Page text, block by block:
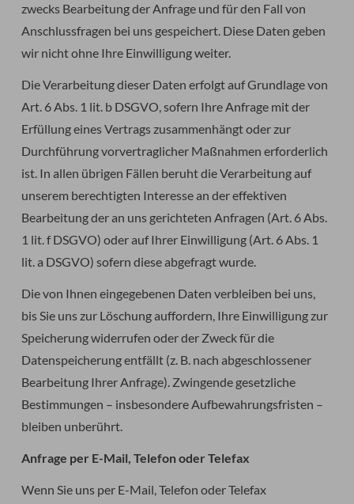
zwecks Bearbeitung der Anfrage und für den Fall von
Anschlussfragen bei uns gespeichert. Diese Daten geben
wir nicht ohne Ihre Einwilligung weiter.
Die Verarbeitung dieser Daten erfolgt auf Grundlage von
Art. 6 Abs. 1 lit. b DSGVO, sofern Ihre Anfrage mit der
Erfüllung eines Vertrags zusammenhängt oder zur
Durchführung vorvertraglicher Maßnahmen erforderlich
ist. In allen übrigen Fällen beruht die Verarbeitung auf
unserem berechtigten Interesse an der effektiven
Bearbeitung der an uns gerichteten Anfragen (Art. 6 Abs.
1 lit. f DSGVO) oder auf Ihrer Einwilligung (Art. 6 Abs. 1
lit. a DSGVO) sofern diese abgefragt wurde.
Die von Ihnen eingegebenen Daten verbleiben bei uns,
bis Sie uns zur Löschung auffordern, Ihre Einwilligung zur
Speicherung widerrufen oder der Zweck für die
Datenspeicherung entfällt (z. B. nach abgeschlossener
Bearbeitung Ihrer Anfrage). Zwingende gesetzliche
Bestimmungen – insbesondere Aufbewahrungsfristen –
bleiben unberührt.
Anfrage per E-Mail, Telefon oder Telefax
Wenn Sie uns per E-Mail, Telefon oder Telefax